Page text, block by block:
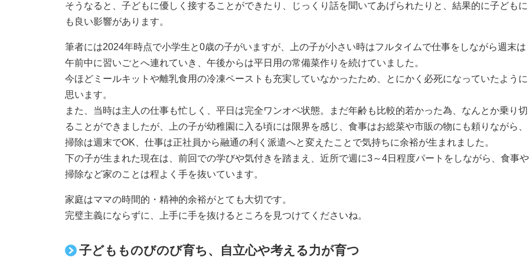
そうなると、子どもに優しく接することができたり、じっくり話を聞いてあげられたりと、結果的に子どもに
も良い影響があります。
筆者には2024年時点で小学生と0歳の子がいますが、上の子が小さい時はフルタイムで仕事をしながら週末は
午前中に習いごとへ連れていき、午後からは平日用の常備菜作りを続けていました。
今ほどミールキットや離乳食用の冷凍ペーストも充実していなかったため、とにかく必死になっていたように
思います。
また、当時は主人の仕事も忙しく、平日は完全ワンオペ状態。まだ年齢も比較的若かった為、なんとか乗り切
ることができましたが、上の子が幼稚園に入る頃には限界を感じ、食事はお総菜や市販の物にも頼りながら、
掃除は週末でOK、仕事は正社員から融通の利く派遣へと変えたことで気持ちに余裕が生まれました。
下の子が生まれた現在は、前回での学びや気付きを踏まえ、近所で週に3～4日程度パートをしながら、食事や
掃除など家のことは程よく手を抜いています。
家庭はママの時間的・精神的余裕がとても大切です。
完璧主義にならずに、上手に手を抜けるところを見つけてくださいね。
子どもものびのび育ち、自立心や考える力が育つ